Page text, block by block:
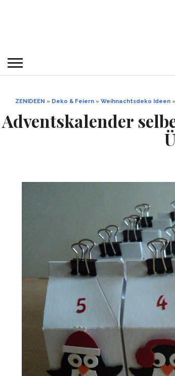
ZENIDEEN » Deko & Feiern » Weihnachtsdeko Ideen »
Adventskalender